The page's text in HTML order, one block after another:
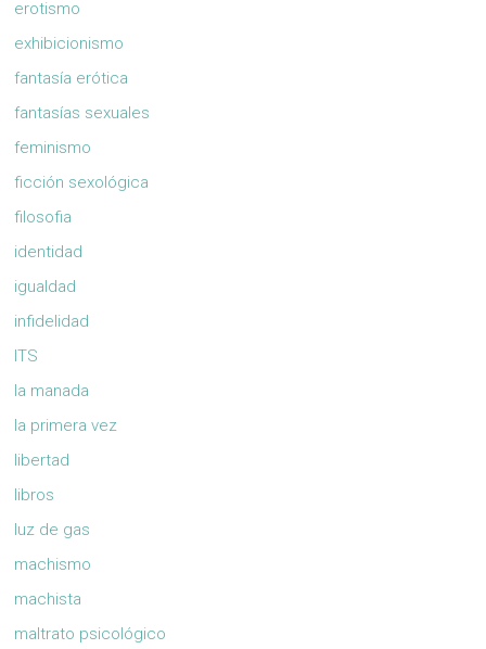
erotismo
exhibicionismo
fantasía erótica
fantasías sexuales
feminismo
ficción sexológica
filosofia
identidad
igualdad
infidelidad
ITS
la manada
la primera vez
libertad
libros
luz de gas
machismo
machista
maltrato psicológico